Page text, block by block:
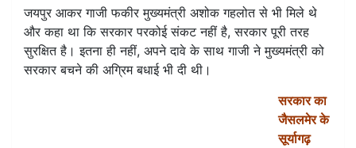
जयपुर आकर गाजी फकीर मुख्यमंत्री अशोक गहलोत से भी मिले थे
और कहा था कि सरकार परकोई संकट नहीं है, सरकार पूरी तरह
सुरक्षित है। इतना ही नहीं, अपने दावे के साथ गाजी ने मुख्यमंत्री को
सरकार बचने की अग्रिम बधाई भी दी थी।
सरकार का
जैसलमेर के
सूर्यागढ़